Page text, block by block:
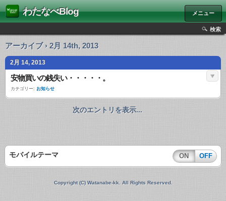
わたなべBlog メニュー
検索
アーカイブ › 2月 14th, 2013
2月 14, 2013
安物買いの銭失い・・・・・。
カテゴリー: お知らせ
次のエントリを表示...
モバイルテーマ ON OFF
Copyright (C) Watanabe-kk. All Rights Reserved.